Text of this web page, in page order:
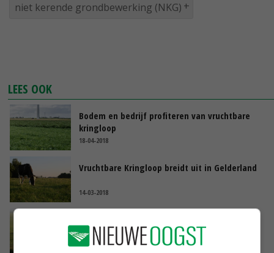
niet kerende grondbewerking (NKG)
LEES OOK
Bodem en bedrijf profiteren van vruchtbare
kringloop
18-04-2018
Vruchtbare Kringloop breidt uit in Gelderland
14-03-2018
samenwerken
01-03-2018